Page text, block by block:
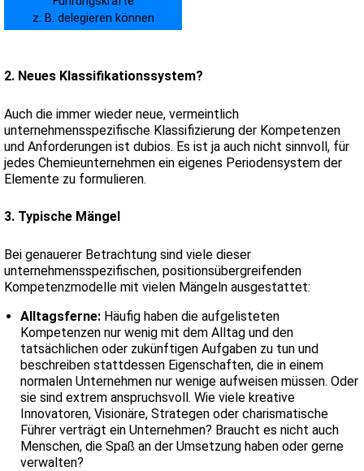
z. B. delegieren können
2. Neues Klassifikationssystem?
Auch die immer wieder neue, vermeintlich
unternehmensspezifische Klassifizierung der Kompetenzen
und Anforderungen ist dubios. Es ist ja auch nicht sinnvoll, für
jedes Chemieunternehmen ein eigenes Periodensystem der
Elemente zu formulieren.
3. Typische Mängel
Bei genauerer Betrachtung sind viele dieser
unternehmensspezifischen, positionsübergreifenden
Kompetenzmodelle mit vielen Mängeln ausgestattet:
Alltagsferne: Häufig haben die aufgelisteten
Kompetenzen nur wenig mit dem Alltag und den
tatsächlichen oder zukünftigen Aufgaben zu tun und
beschreiben stattdessen Eigenschaften, die in einem
normalen Unternehmen nur wenige aufweisen müssen. Oder
sie sind extrem anspruchsvoll. Wie viele kreative
Innovatoren, Visionäre, Strategen oder charismatische
Führer verträgt ein Unternehmen? Braucht es nicht auch
Menschen, die Spaß an der Umsetzung haben oder gerne
verwalten?